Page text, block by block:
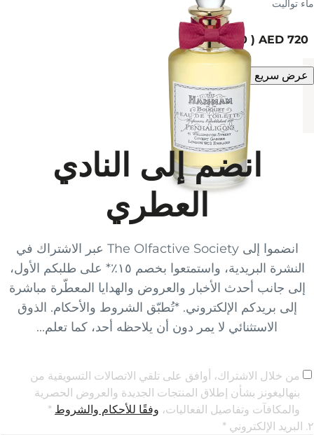
ماء تواليت
عرض سريع
انضم إلى النادي
العطري
انضموا إلى The Olfactive Society عبر الاشتراك في
النشرة البريدية، واستمتعوا بخصم ١٥٪* على طلبكم الأول،
إلى جانب أحدث الأخبار والعروض والهدايا المعطّرة مباشرة
إلى بريدكم الإلكتروني. *تُطبّق الشروط والأحكام. الذوق
الاستثنائي لا يمر دون أن يلاحظه أحد، كما تعلم...
من خلال الاشتراك، أوافق على تلقي الاتصالات التسويقية من
بنهاليغونز بشأن إطلاق المنتجات الجديدة والعروض الحصرية
والمكافآت وتفاصيل الفعاليات، وفقًا للأحكام والشروط *
٢. البريد الإلكتروني *